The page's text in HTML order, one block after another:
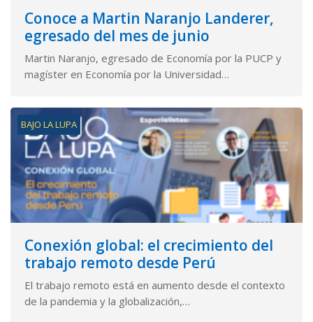
Conoce a Martin Naranjo Landerer,
egresado del mes de junio
Martin Naranjo, egresado de Economía por la PUCP y
magíster en Economía por la Universidad…
BAJO LA LUPA
Conexión global: el crecimiento del
trabajo remoto desde Perú
El trabajo remoto está en aumento desde el contexto
de la pandemia y la globalización,…